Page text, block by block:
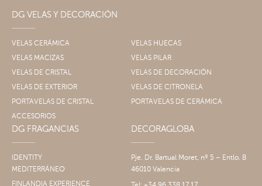
DG VELAS Y DECORACIÓN
VELAS CERÁMICA
VELAS HUECAS
VELAS MACIZAS
VELAS PILAR
VELAS DE CRISTAL
VELAS DE DECORACIÓN
VELAS DE EXTERIOR
VELAS DE CITRONELA
PORTAVELAS DE CRISTAL
PORTAVELAS DE CERÁMICA
ACCESORIOS
DG FRAGANCIAS
IDENTITY
MEDITERRÁNEO
FINLANDIA EXPERIENCE
DECORAGLOBA
Pje. Dr. Bartual Moret, nº 5 – Entlo. B
46010 Valencia